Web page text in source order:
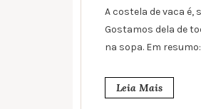
A costela de vaca é,
Gostamos dela de
na sopa. Em
Leia Mais